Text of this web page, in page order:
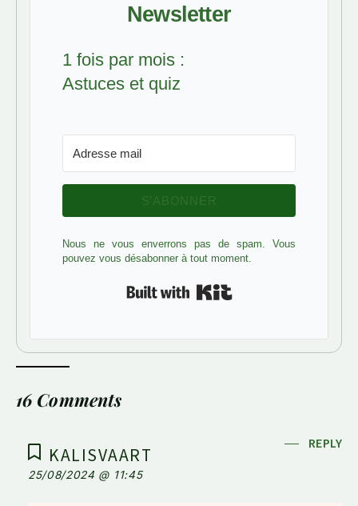
Newsletter
1 fois par mois :
Astuces et quiz
S’ABONNER
Nous ne vous enverrons pas de spam. Vous
pouvez vous désabonner à tout moment.
Built with Kit
16 Comments
KALISVAART
25/08/2024 @ 11:45
REPLY